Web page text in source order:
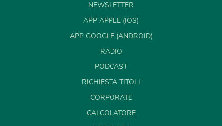
NEWSLETTER
APP APPLE (IOS)
APP GOOGLE (ANDROID)
RADIO
PODCAST
RICHIESTA TITOLI
CORPORATE
CALCOLATORE